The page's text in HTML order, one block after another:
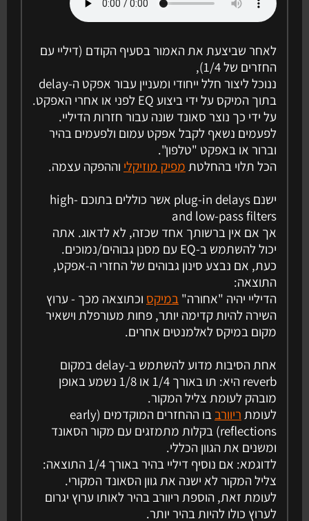
לאחר שביצעת את האמור בסעיף הקודם (דיליי עם
החזרים של 1/4),
ננוכל ליצור חלל ייחודי ומעניין עבור אפקט ה-delay
בתוך המיקס על ידי ביצוע EQ לפני או אחרי האפקט.
על ידי כך נוצר סאונד שונה עבור חזרות הדיליי.
לפעמים נשאף לקבל אפקט עמום ולפעמים בהיר
וברור או באפקט "טלפון".
הכל תלוי בהחלטת מפיק מוזיקלי וההפקה עצמה.
ישנם plug-in delays אשר כוללים בתוכם high-
and low-pass filters
אך אם אין ברשותך אחד שכזה, לא לדאוג. אתה
יכול להשתמש ב-EQ עם מסנן גבוהים/נמוכים.
כעת, אם נבצע סינון גבוהים של החזרי ה-אפקט,
התוצאה:
הדיליי יהיה "אחורה" במיקס וכתוצאה מכך - ערוץ
השירה להיות קדימה יותר, פחות מעורפלת וישאיר
מקום במיקס לאלמנטים אחרים.
אחת הסיבות מדוע להשתמש ב-delay במקום
reverb היא: תו באורך 1/4 או 1/8 נשמע באופן
מובהק לעומת צליל המקור.
לעומת ריוורב
בו ההחזרים המוקדמים (early
reflections) בקלות מתמזגים עם מקור הסאונד
ומשנים את הגוון הכללי.
לדוגמא: אם נוסיף דיליי בהיר באורך 1/4 התוצאה:
צליל המקור לא ישנה את גוון הסאונד המקורי.
לעומת זאת, הוספת ריוורב בהיר לאותו ערוץ יגרום
לערוץ כולו להיות בהיר יותר.